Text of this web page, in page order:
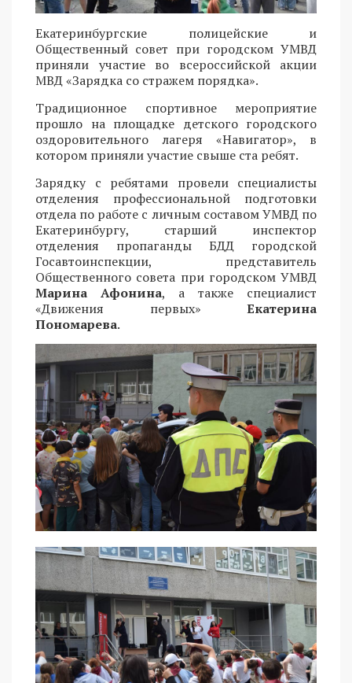
Екатеринбургские полицейские и
Общественный совет при городском УМВД
приняли участие во всероссийской акции
МВД «Зарядка со стражем порядка».
Традиционное спортивное мероприятие
прошло на площадке детского городского
оздоровительного лагеря «Навигатор», в
котором приняли участие свыше ста ребят.
Зарядку с ребятами провели специалисты
отделения профессиональной подготовки
отдела по работе с личным составом УМВД по
Екатеринбургу, старший инспектор
отделения пропаганды БДД городской
Госавтоинспекции, представитель
Общественного совета при городском УМВД
Марина Афонина, а также специалист
«Движения первых» Екатерина
Пономарева.